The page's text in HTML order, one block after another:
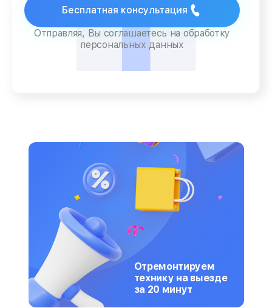
Бесплатная консультация
Отправляя, Вы соглашаетесь на обработку
персональных данных
Отремонтируем
технику на выезде
за 20 минут